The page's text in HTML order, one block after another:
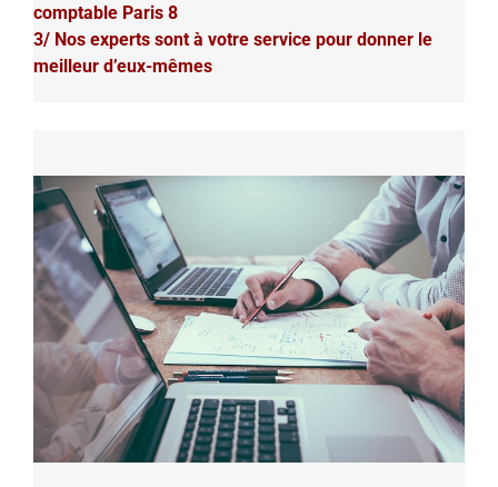
comptable Paris 8
3/ Nos experts sont à votre service pour donner le
meilleur d’eux-mêmes